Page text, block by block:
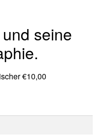
seine
€10,00